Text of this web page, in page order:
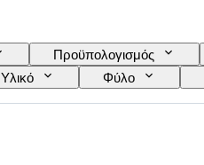
Προϋπολογισμός
Υλικό Φύλο
Κίνηση ρολογιού